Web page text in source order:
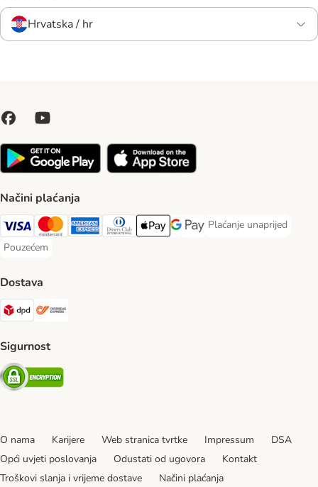
Hrvatska / hr
Načini plaćanja
Visa Payment Method
MasterCard Payment Method
American Express Payment Method
Diners Club Payment Method
Payment MethodGoogle pay Payment Method
Plaćanje unaprijed
Plaćanje unaprijed
Pouzećem
Pouzećem Payment Method
Dostava
DPD Shipping Method
Sigurnost
Security
O nama Karijere Web stranica tvrtke Impressum
DSA
Opći uvjeti poslovanja
Odustati od ugovora
Kontakt
Troškovi slanja i vrijeme dostave
Načini plaćanja